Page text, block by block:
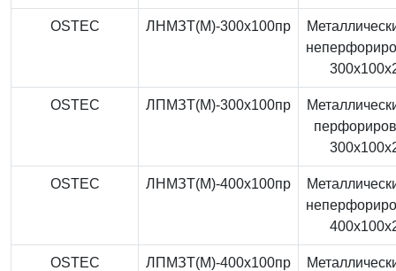
OSTEC ЛНМЗТ(М)-300x100пр
OSTEC ЛПМЗТ(М)-300x100пр
OSTEC ЛНМЗТ(М)-400x100пр
OSTEC ЛПМЗТ(М)-400x100пр